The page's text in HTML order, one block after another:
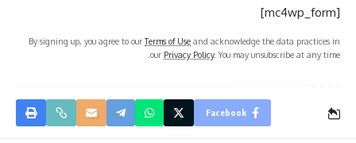
[mc4wp_form]
By signing up, you agree to ourTerms of Use and acknowledge the data practices in
our Privacy Policy. You may unsubscribe at any time.
Facebook